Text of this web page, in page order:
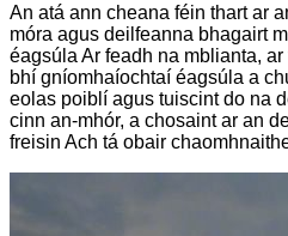
An atá ann cheana féin thart ar
móra agus deilfeanna bhagairt
éagsúla Ar feadh na mblianta,
bhí gníomhaíochtaí éagsúla a
eolas poiblí agus tuiscint do na
cinn an-mhór, a chosaint ar an
freisin Ach tá obair